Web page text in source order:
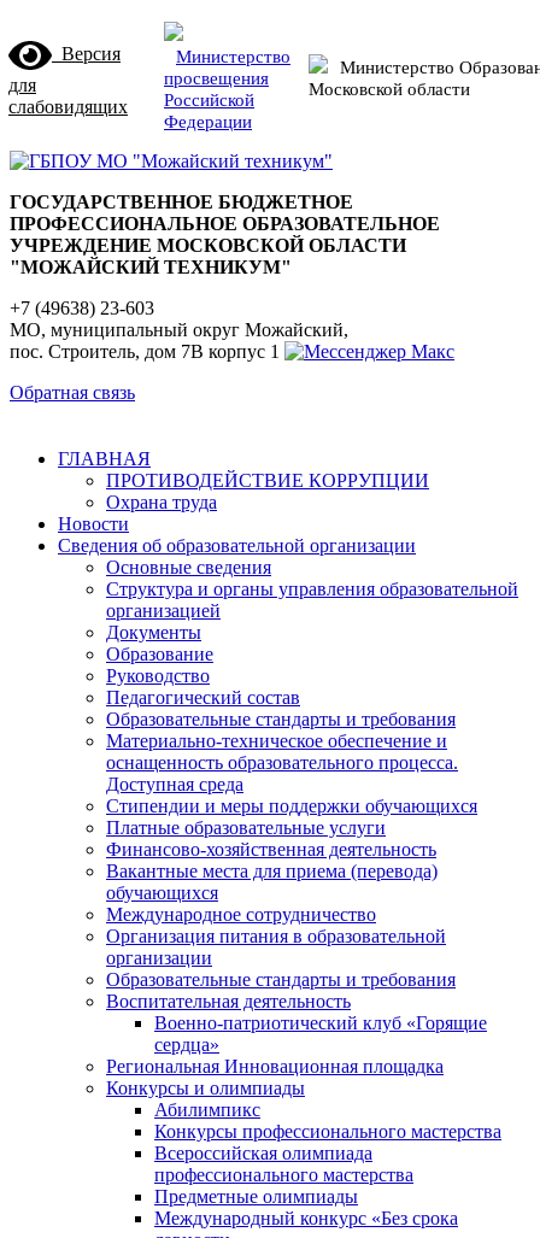
Версия
для
слабовидящих
Министерство
просвещения
Российской
Федерации
Министерство
Московской области
ГОСУДАРСТВЕННОЕ БЮДЖЕТНОЕ
ПРОФЕССИОНАЛЬНОЕ ОБРАЗОВАТЕЛЬНОЕ
УЧРЕЖДЕНИЕ МОСКОВСКОЙ ОБЛАСТИ
"МОЖАЙСКИЙ ТЕХНИКУМ"
+7 (49638) 23-603
МО, муниципальный округ Можайский,
пос. Строитель, дом 7В корпус 1
Обратная связь
ГЛАВНАЯ
ПРОТИВОДЕЙСТВИЕ КОРРУПЦИИ
Охрана труда
Новости
Сведения об образовательной организации
Основные сведения
Структура и органы управления образовательной
организацией
Документы
Образование
Руководство
Педагогический состав
Образовательные стандарты и требования
Материально-техническое обеспечение и
оснащенность образовательного процесса.
Доступная среда
Стипендии и меры поддержки обучающихся
Платные образовательные услуги
Финансово-хозяйственная деятельность
Вакантные места для приема (перевода)
обучающихся
Международное сотрудничество
Организация питания в образовательной
организации
Образовательные стандарты и требования
Воспитательная деятельность
Военно-патриотический клуб «Горящие
сердца»
Региональная Инновационная площадка
Конкурсы и олимпиады
Абилимпикс
Конкурсы профессионального мастерства
Всероссийская олимпиада
профессионального мастерства
Предметные олимпиады
Международный конкурс «Без срока